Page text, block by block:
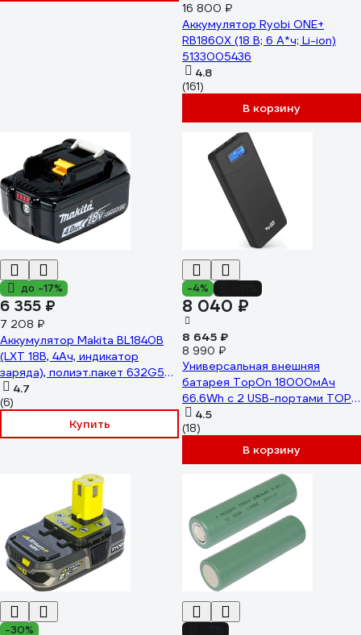
16 800 ₽
Аккумулятор Ryobi ONE+
RB1860X (18 В; 6 А*ч; Li-ion)
5133005436
4.8
(161)
В корзину
до -17%
6 355 ₽
7 208 ₽
Аккумулятор Makita BL1840B
(LXT 18В, 4Ач, индикатор
заряда), полиэт.пакет 632G58-
9, 1шт.
4.7
(6)
Купить
-4%
8 040 ₽
8 645 ₽
8 990 ₽
Универсальная внешняя
батарея TopOn 18000мАч
66.6Wh с 2 USB-портами TOP-
T724.5
(18)
В корзину
-30%